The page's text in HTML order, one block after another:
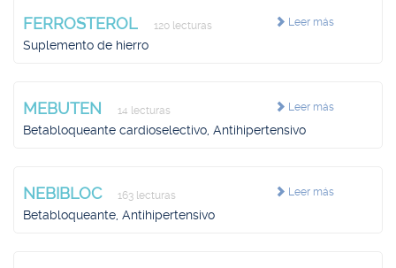
Leer más
FERROSTEROL 120 lecturas
Suplemento de hierro
Leer más
MEBUTEN 14 lecturas
Betabloqueante cardioselectivo, Antihipertensivo
Leer más
NEBIBLOC 163 lecturas
Betabloqueante, Antihipertensivo